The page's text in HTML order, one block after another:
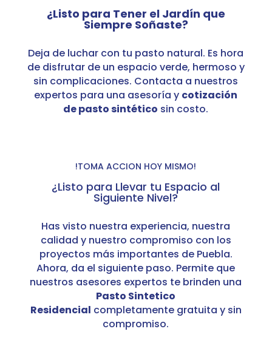
¿Listo para Tener el Jardín que
Siempre Soñaste?
Deja de luchar con tu pasto natural. Es hora
de disfrutar de un espacio verde, hermoso y
sin complicaciones. Contacta a nuestros
expertos para una asesoría y cotización
de pasto sintético sin costo.
!TOMA ACCION HOY MISMO!
¿Listo para Llevar tu Espacio al
Siguiente Nivel?
Has visto nuestra experiencia, nuestra
calidad y nuestro compromiso con los
proyectos más importantes de Puebla.
Ahora, da el siguiente paso. Permite que
nuestros asesores expertos te brinden una
Pasto Sintetico
Residencial completamente gratuita y sin
compromiso.